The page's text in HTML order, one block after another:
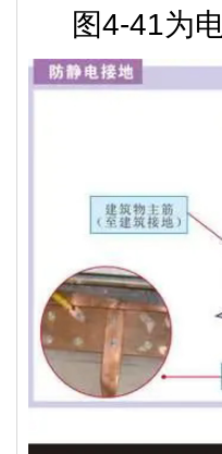
图4-41为